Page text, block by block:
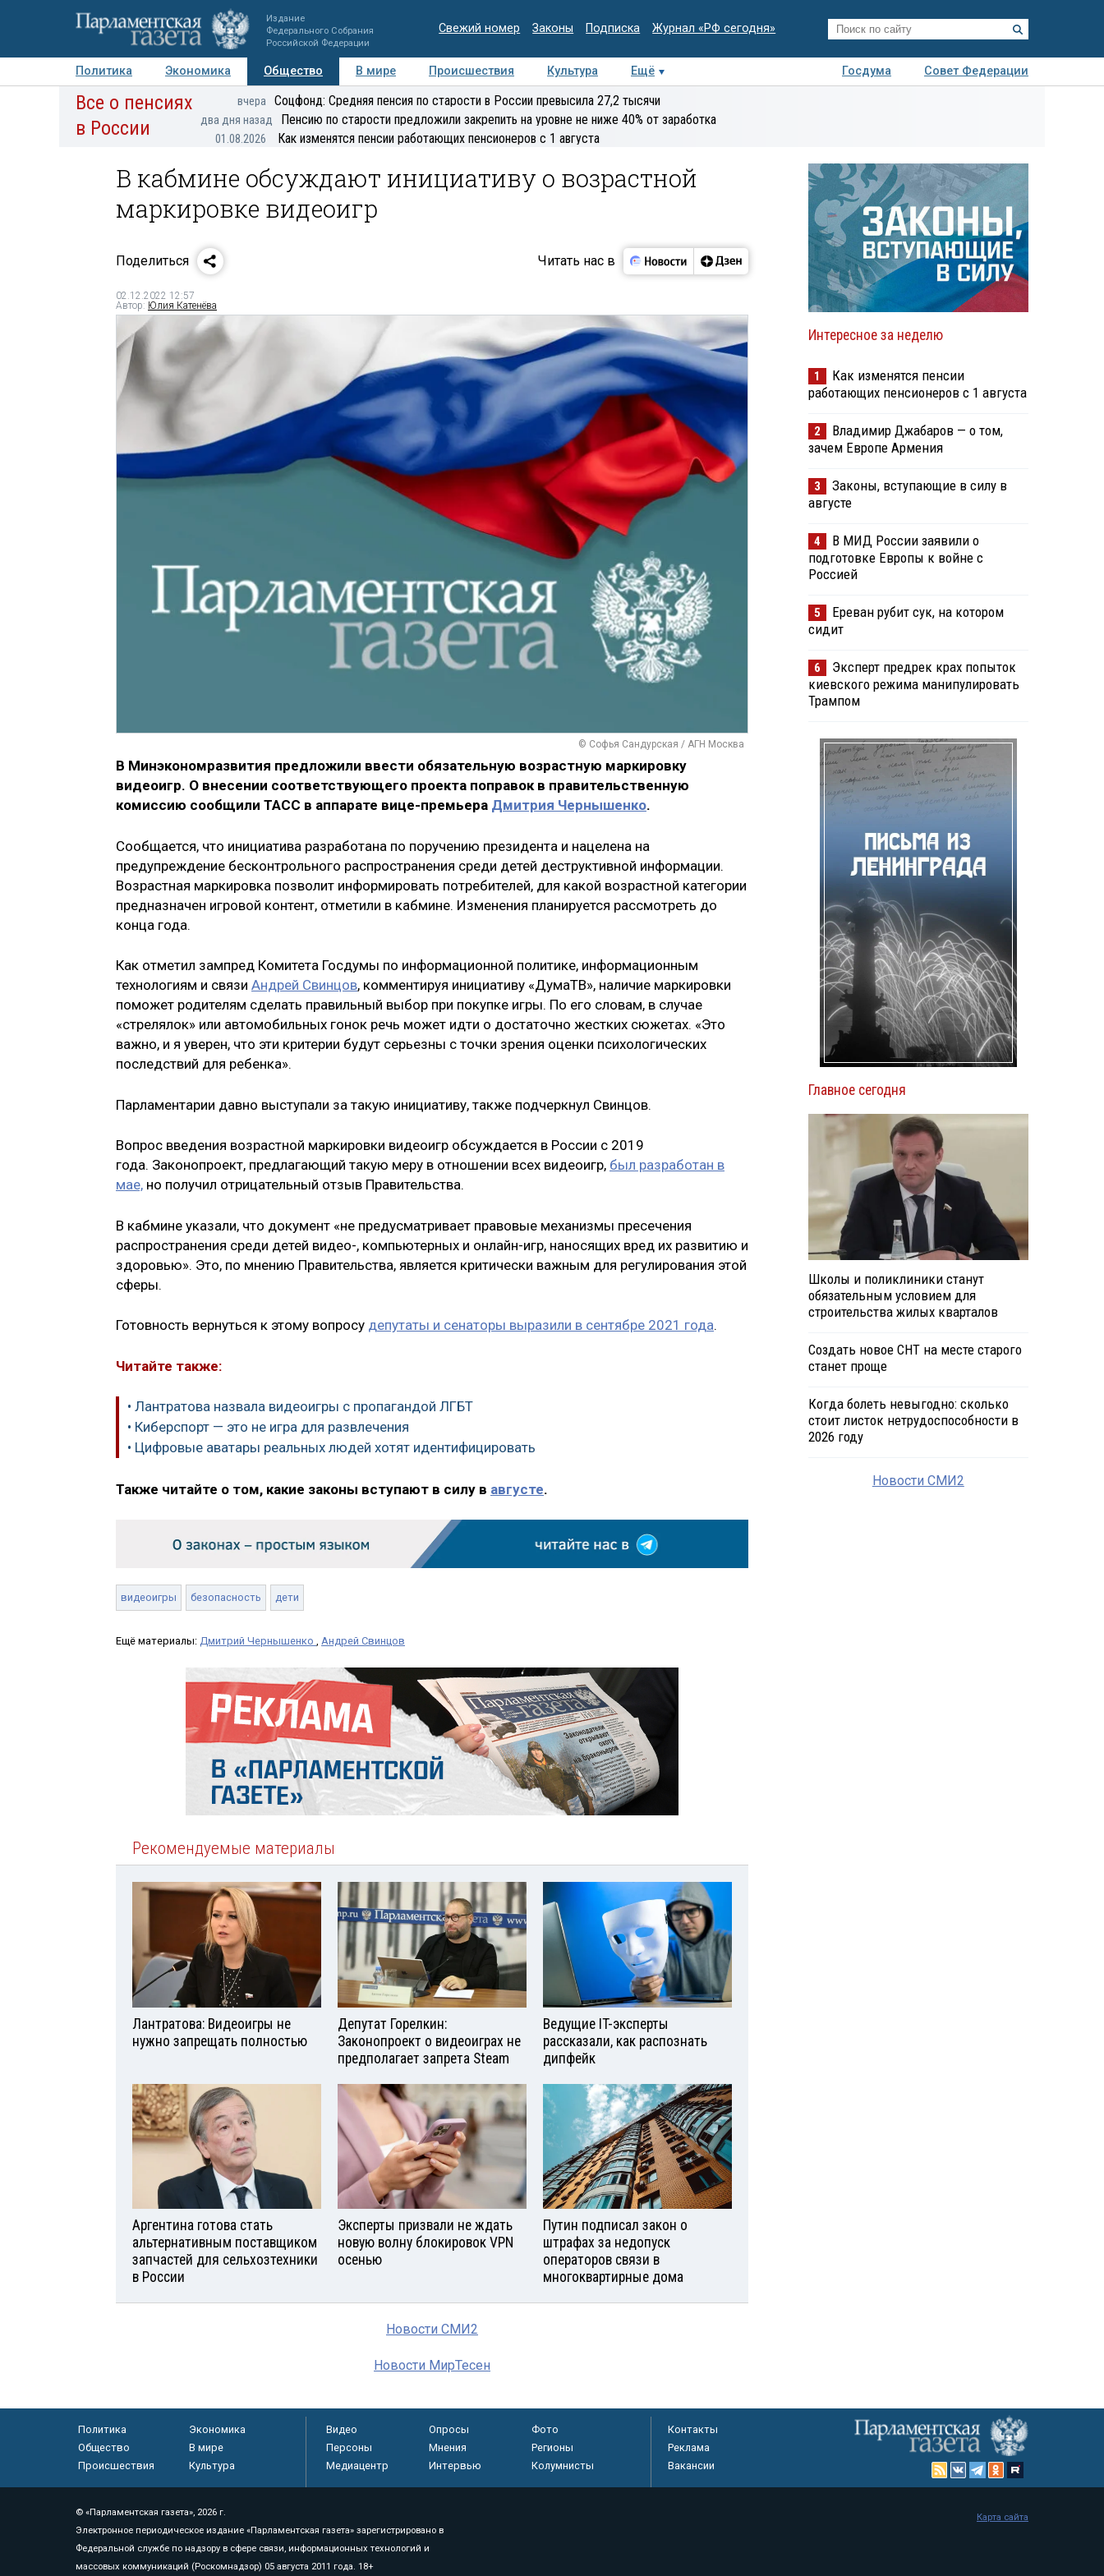
Издание
Федерального Собрания
Российской Федерации
Свежий номер Законы Подписка Журнал «РФ сегодня»
Политика Экономика Общество В мире Происшествия Культура Ещё Госдума
Совет Федерации
Авторы Персоны Мнения Регионы Медиацентр Интервью Колумнисты
экспертиза
Все о пенсиях
в России
вчера Соцфонд: Средняя пенсия по старости в России превысила 27,2 тысячи
два дня назад Пенсию по старости предложили закрепить на уровне не ниже 40% от заработка
01.08.2026 Как изменятся пенсии работающих пенсионеров с 1 августа
В кабмине обсуждают инициативу о возрастной
маркировке видеоигр
Поделиться Читать нас в
02.12.2022 12:57
Автор: Юлия Катенёва
© Софья Сандурская / АГН Москва
В Минэкономразвития предложили ввести обязательную возрастную маркировку
видеоигр. О внесении соответствующего проекта поправок в правительственную
комиссию сообщили ТАСС в аппарате вице-премьера Дмитрия Чернышенко.
Сообщается, что инициатива разработана по поручению президента и нацелена на
предупреждение бесконтрольного распространения среди детей деструктивной информации.
Возрастная маркировка позволит информировать потребителей, для какой возрастной категории
предназначен игровой контент, отметили в кабмине. Изменения планируется рассмотреть до
конца года.
Как отметил зампред Комитета Госдумы по информационной политике, информационным
технологиям и связи Андрей Свинцов, комментируя инициативу «ДумаТВ», наличие маркировки
поможет родителям сделать правильный выбор при покупке игры. По его словам, в случае
«стрелялок» или автомобильных гонок речь может идти о достаточно жестких сюжетах. «Это
важно, и я уверен, что эти критерии будут серьезны с точки зрения оценки психологических
последствий для ребенка».
Парламентарии давно выступали за такую инициативу, также подчеркнул Свинцов.
Вопрос введения возрастной маркировки видеоигр обсуждается в России с 2019
года. Законопроект, предлагающий такую меру в отношении всех видеоигр, был разработан в
мае, но получил отрицательный отзыв Правительства.
В кабмине указали, что документ «не предусматривает правовые механизмы пресечения
распространения среди детей видео-, компьютерных и онлайн-игр, наносящих вред их развитию и
здоровью». Это, по мнению Правительства, является критически важным для регулирования этой
сферы.
Готовность вернуться к этому вопросу депутаты и сенаторы выразили в сентябре 2021 года.
Читайте также:
• Лантратова назвала видеоигры с пропагандой ЛГБТ
• Киберспорт — это не игра для развлечения
• Цифровые аватары реальных людей хотят идентифицировать
Также читайте о том, какие законы вступают в силу в августе.
видеоигры безопасность дети
Ещё материалы: Дмитрий Чернышенко Андрей Свинцов
Рекомендуемые материалы
Лантратова: Видеоигры не
нужно запрещать полностью
Депутат Горелкин:
Законопроект о видеоиграх не
предполагает запрета Steam
Ведущие IT-эксперты
рассказали, как распознать
дипфейк
Аргентина готова стать
альтернативным поставщиком
запчастей для сельхозтехники
в России
Эксперты призвали не ждать
новую волну блокировок VPN
осенью
Путин подписал закон о
штрафах за недопуск
операторов связи в
многоквартирные дома
Новости СМИ2
Новости МирТесен
Интересное за неделю
1
Как изменятся пенсии
работающих пенсионеров с 1 августа
2
Владимир Джабаров — о том,
зачем Европе Армения
3
Законы, вступающие в силу в
августе
4
В МИД России заявили о
подготовке Европы к войне с
Россией
5
Ереван рубит сук, на котором
сидит
6
Эксперт предрек крах попыток
киевского режима манипулировать
Трампом
Главное сегодня
Школы и поликлиники станут
обязательным условием для
строительства жилых кварталов
Создать новое СНТ на месте старого
станет проще
Когда болеть невыгодно: сколько
стоит листок нетрудоспособности в
2026 году
Новости СМИ2
Политика
Экономика
Общество
В мире
Происшествия
Культура
Видео Опросы
Фото
Персоны
Мнения
Регионы
Медиацентр
Интервью Колумнисты
Контакты
Реклама
Вакансии
© «Парламентская газета», 2026 г.
Электронное периодическое издание «Парламентская газета» зарегистрировано в
Федеральной службе по надзору в сфере связи, информационных технологий и
массовых коммуникаций (Роскомнадзор) 05 августа 2011 года. 18+
Карта сайта